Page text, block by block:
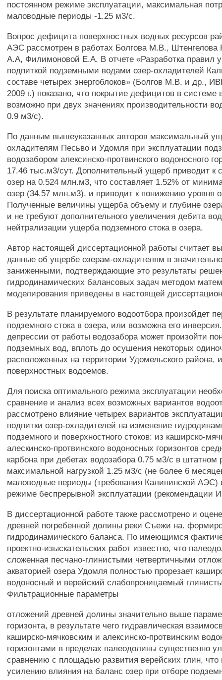
постоянном режиме эксплуатации, максимальная
маловодные периоды -1.25 м3/с.
Вопрос дефицита поверхностных водных ресурсов
АЭС рассмотрен в работах Болгова М.В., Штенгелова
А.А, Филимоновой Е.А. В отчете «Разработка правил
подпиткой подземными водами озер-охладителей
составе четырех энергоблоков» (Болгов М.В. и др.,
2009 г.) показано, что покрытие дефицитов в системе
возможно при двух значениях производительности
0.9 м3/с).
По данным вышеуказанных авторов максимальный
охладителям Песьво и Удомля при эксплуатации
водозабором алексинско-протвинского водоносного
17.46 тыс.м3/сут. Дополнительный ущерб приводит к
озер на 0.524 млн.м3, что составляет 1.52% от
озер (34.57 млн.м3), и приводит к понижению уровня
Полученные величины ущерба объему и глубине
и не требуют дополнительного увеличения дебита
нейтрализации ущерба подземного стока в озера.
Автор настоящей диссертационной работы считает
данные об ущербе озерам-охладителям в
заниженными, подтверждающие это результаты
гидродинамических балансовых задач методом
моделирования приведены в настоящей
В результате планируемого водоотбора произойдет
подземного стока в озера, или возможна его
депрессии от работы водозабора может произойти
подземных вод, вплоть до осушения некоторых
расположенных на территории Удомельского района,
поверхностных водоемов.
Для поиска оптимального режима эксплуатации
сравнение и анализ всех возможных вариантов
рассмотрено влияние четырех вариантов
подпитки озер-охладителей на изменение
подземного и поверхностного стоков: из каширско-
алескинско-протвинского водоносных горизонтов
карбона при дебетах водозабора 0.75 м3/с в штатном
максимальной нагрузкой 1.25 м3/с (не более 6
маловодные периоды (требования Калининской АЭС)
режиме беспрерывной эксплуатации (рекомендации
В диссертационной работе также рассмотрено и
древней погребенной долины реки Съежи на.
гидродинамического баланса. По имеющимся
проектно-изыскательских работ известно, что
сложенная песчано-глинистыми четвертичными
акваторией озера Удомля полностью прорезает
водоносный и верейский слабопроницаемый
Фильтрационные параметры
отложений древней долины значительно выше
горизонта, в результате чего гидравлическая
каширско-мячковским и алексинско-протвинским
горизонтами в пределах палеодолины существенно
сравнению с площадью развития верейских глин, что
усилению влияния на баланс озер при отборе